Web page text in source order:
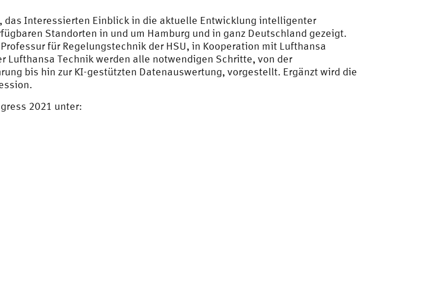
das Interessierten Einblick in die aktuelle Entwicklung intelligenter
Standorten in und um Hamburg und in ganz Deutschland gezeigt.
für Regelungstechnik der HSU, in Kooperation mit Lufthansa
Lufthansa Technik werden alle notwendigen Schritte, von der
bis hin zur KI-gestützten Datenauswertung, vorgestellt. Ergänzt wird die
2021 unter: